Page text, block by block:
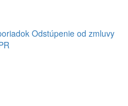
Odstúpenie od zmluvy